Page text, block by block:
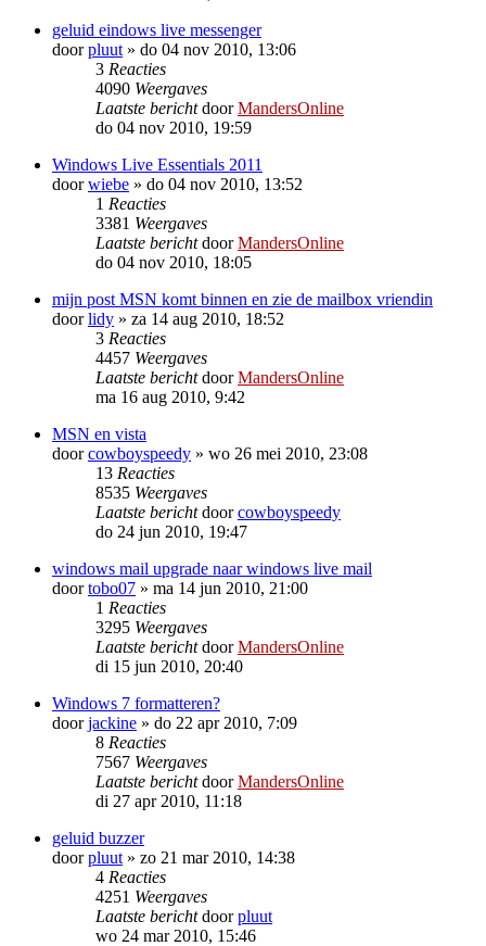
geluid eindows live messenger
doorpluut » do 04 nov 2010, 13:06
3 Reacties
4090 Weergaves
Laatste berichtdoorMandersOnline
do 04 nov 2010, 19:59
Windows Live Essentials 2011
doorwiebe » do 04 nov 2010, 13:52
1 Reacties
3381 Weergaves
Laatste berichtdoorMandersOnline
do 04 nov 2010, 18:05
mijn post MSN komt binnen en zie de mailbox vriendin
doorlidy » za 14 aug 2010, 18:52
3 Reacties
4457 Weergaves
Laatste berichtdoorMandersOnline
ma 16 aug 2010, 9:42
MSN en vista
doorcowboyspeedy » wo 26 mei 2010, 23:08
13 Reacties
8535 Weergaves
Laatste berichtdoorcowboyspeedy
do 24 jun 2010, 19:47
windows mail upgrade naar windows live mail
doortobo07 » ma 14 jun 2010, 21:00
1 Reacties
3295 Weergaves
Laatste berichtdoorMandersOnline
di 15 jun 2010, 20:40
Windows 7 formatteren?
doorjackine » do 22 apr 2010, 7:09
8 Reacties
7567 Weergaves
Laatste berichtdoorMandersOnline
di 27 apr 2010, 11:18
geluid buzzer
doorpluut » zo 21 mar 2010, 14:38
4 Reacties
4251 Weergaves
Laatste berichtdoorpluut
wo 24 mar 2010, 15:46